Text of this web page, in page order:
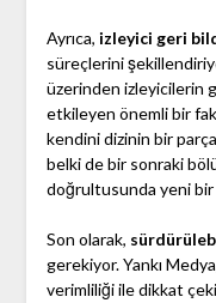
Ayrıca, izleyici geri
süreçlerini
üzerinden izleyicilerin
etkileyen önemli bir
kendini dizinin bir
belki de bir sonraki
doğrultusunda yeni bir
Son olarak,
gerekiyor. Yankı
verimliliği ile dikkat